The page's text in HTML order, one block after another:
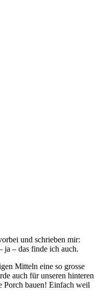
und schrieben mir:
ja – das finde ich auch.
Mitteln eine so grosse
auch für unseren hinteren
Porch bauen! Einfach weil